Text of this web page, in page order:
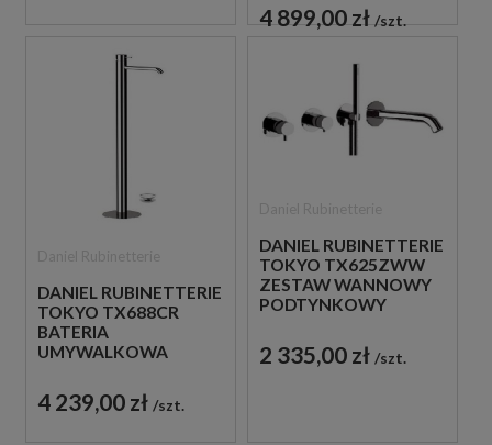
4 899,00 zł szt.
DANIEL RUBINETTERIE
TOKYO TX688CR
BATERIA
UMYWALKOWA
CHROM
4 239,00 zł szt.
DANIEL RUBINETTERIE
TOKYO TX625ZWW
ZESTAW WANNOWY
PODTYNKOWY
2 335,00 zł szt.